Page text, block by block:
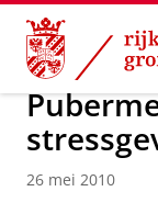
Skip
Content
Skip
Navigation
Over ons
26 mei 2010